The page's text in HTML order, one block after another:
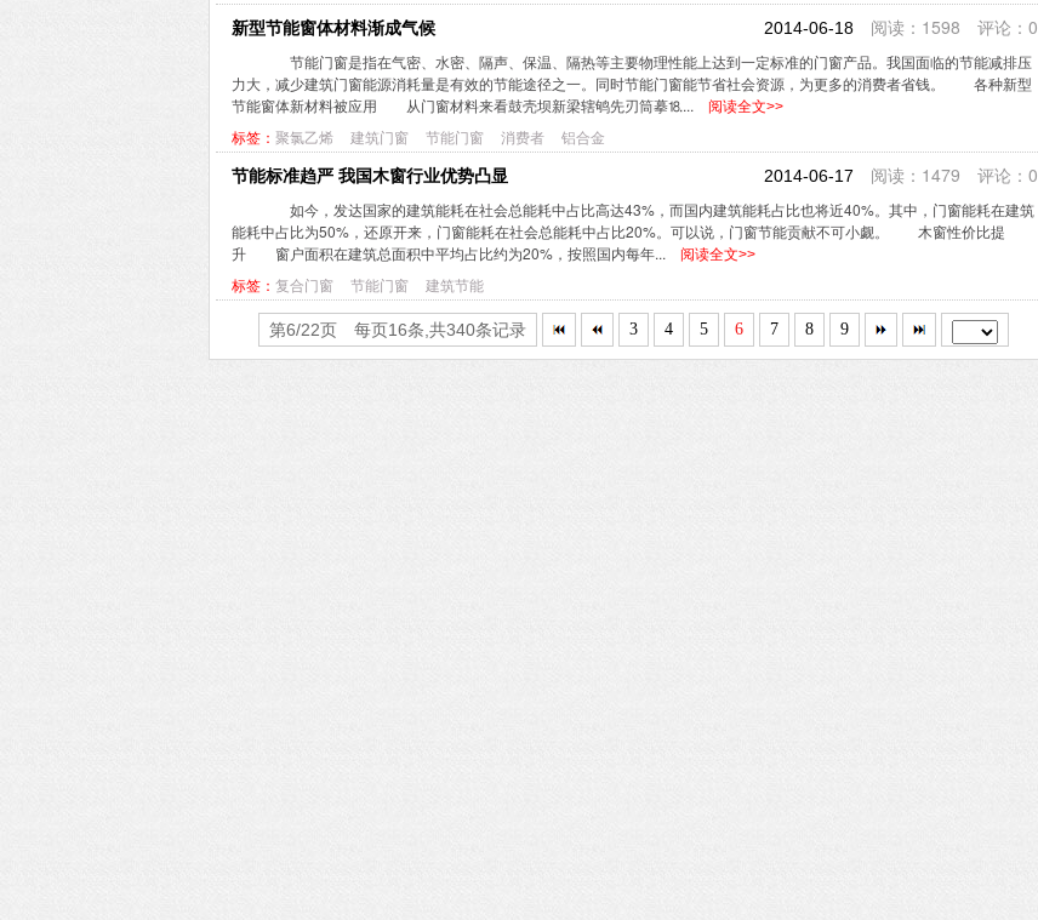
2014-06-18 阅读：1598 评论：0
新型节能窗体材料渐成气候
节能门窗是指在气密、水密、隔声、保温、隔热等主要物理性能上达到一定标准的门窗产品。我国面临的节能减排压
力大，减少建筑门窗能源消耗量是有效的节能途径之一。同时节能门窗能节省社会资源，为更多的消费者省钱。 各种新型
节能窗体新材料被应用 从门窗材料来看鼓壳坝新梁辖鸲先刃筒摹⒙...
阅读全文>>
标签： 聚氯乙烯 建筑门窗 节能门窗 消费者 铝合金
2014-06-17 阅读：1479 评论：0
节能标准趋严 我国木窗行业优势凸显
如今，发达国家的建筑能耗在社会总能耗中占比高达43%，而国内建筑能耗占比也将近40%。其中，门窗能耗在建筑
能耗中占比为50%，还原开来，门窗能耗在社会总能耗中占比20%。可以说，门窗节能贡献不可小觑。 木窗性价比提
升 窗户面积在建筑总面积中平均占比约为20%，按照国内每年...
阅读全文>>
标签： 复合门窗 节能门窗 建筑节能
第6/22页 每页16条,共340条记录 3 4 5 6 7 8 9